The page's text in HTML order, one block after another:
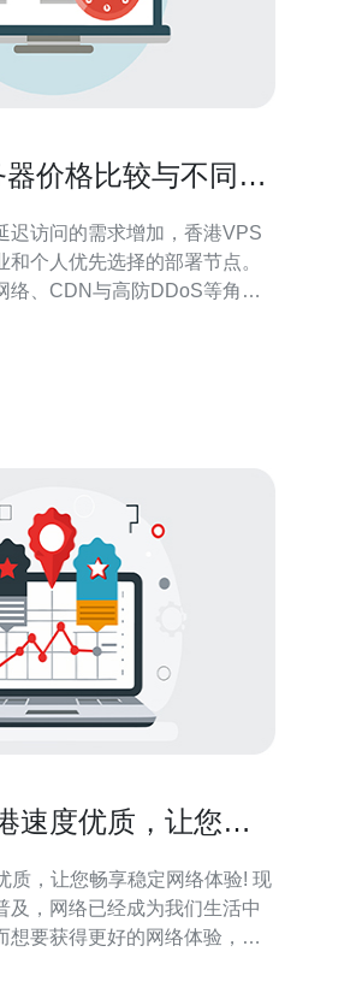
价格比较与不同配
迟访问的需求增加，香港VPS
个人优先选择的部署节点。
络、CDN与高防DDoS等角度
速度优质，让您畅
，让您畅享稳定网络体验! 现
及，网络已经成为我们生活中
想要获得更好的网络体验，选
商之一，其在香港地区提供